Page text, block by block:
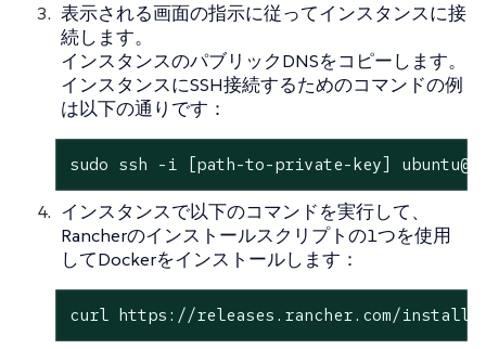
表示される画面の指示に従ってインスタンスに接
続します。
インスタンスのパブリックDNSをコピーします。
インスタンスにSSH接続するためのコマンドの例
は以下の通りです：
sudo ssh -i [path-to-private-key]
インスタンスで以下のコマンドを実行して、
Rancherのインストールスクリプトの1つを使用
してDockerをインストールします：
curl https://releases.rancher.com/install-